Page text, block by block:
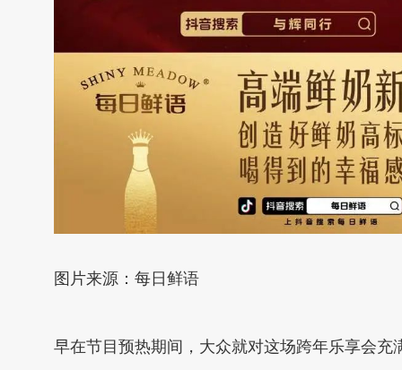
图片来源：每日鲜语
早在节目预热期间，大众就对这场跨年乐享会